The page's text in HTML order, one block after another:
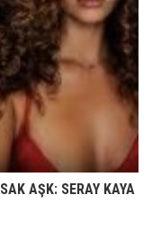
AŞK: SERAY KAYA